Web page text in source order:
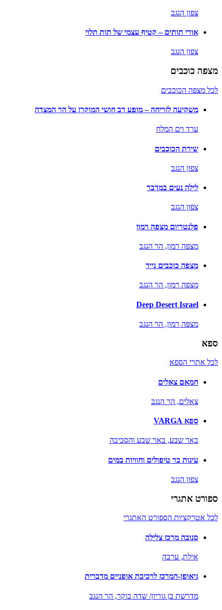
צפון הנגב
אורי תותים – קטיף עצמי של תות תלוי
צפון הנגב
מצפה כוכבים
לכל מצפה הכוכבים
משקיעה לזריחה – מופע רב חושי המוקרן על הר המצדה
ערד וים המלח
שירת הכוכבים
צפון הנגב
לילה נעים במדבר
צפון הנגב
פלנטריום מצפה רמון
מצפה רמון, הר הנגב
מצפה כוכבים נייד
מצפה רמון, הר הנגב
Deep Desert Israel
מצפה רמון, הר הנגב
ספא
לכל אתרי הספא
חמאם צאלים
צאלים, הר הנגב
ספא VARGA
באר שבע, באר שבע והסביבה
עינות בר טיפולים וחוויות במים
צפון הנגב
ספורט אתגרי
לכל אטרקציות הספורט האתגרי
סנובה מרכז צלילה
אילת, ערבה
גיאופן-המרכז לרכיבת אופניים מדברית
מדרשת בן גוריון/ שדה בוקר, הר הנגב